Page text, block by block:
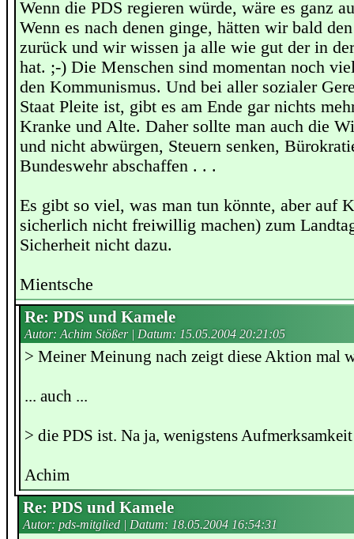
Wenn die PDS regieren würde, wäre es ganz
Wenn es nach denen ginge, hätten wir bald
zurück und wir wissen ja alle wie gut der in
hat. ;-) Die Menschen sind momentan noch
den Kommunismus. Und bei aller sozialer
Staat Pleite ist, gibt es am Ende gar nichts
Kranke und Alte. Daher sollte man auch die
und nicht abwürgen, Steuern senken,
Bundeswehr abschaffen . . .
Es gibt so viel, was man tun könnte, aber auf
sicherlich nicht freiwillig machen) zum
Sicherheit nicht dazu.
Mientsche
Re: PDS und Kamele
Autor: Achim Stößer | Datum: 15.05.2004 20:21:05
> Meiner Meinung nach zeigt diese Aktion mal
... auch ...
> die PDS ist. Na ja, wenigstens
Achim
Re: PDS und Kamele
Autor: pds-mitglied | Datum: 18.05.2004 16:54:31